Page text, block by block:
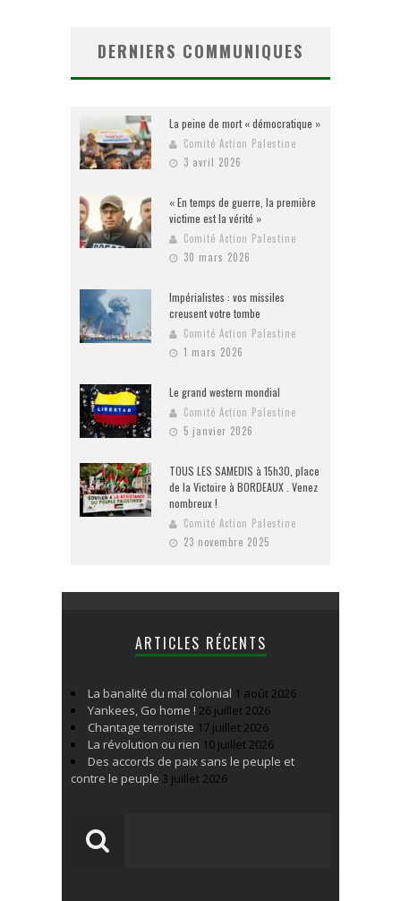
DERNIERS COMMUNIQUES
La peine de mort « démocratique »
Comité Action Palestine
3 avril 2026
« En temps de guerre, la première
victime est la vérité »
Comité Action Palestine
30 mars 2026
Impérialistes : vos missiles
creusent votre tombe
Comité Action Palestine
1 mars 2026
Le grand western mondial
Comité Action Palestine
5 janvier 2026
TOUS LES SAMEDIS à 15h30, place
de la Victoire à BORDEAUX . Venez
nombreux !
Comité Action Palestine
23 novembre 2025
ARTICLES RÉCENTS
La banalité du mal colonial 1 août 2026
Yankees, Go home ! 26 juillet 2026
Chantage terroriste 17 juillet 2026
La révolution ou rien 10 juillet 2026
Des accords de paix sans le peuple et
contre le peuple 3 juillet 2026